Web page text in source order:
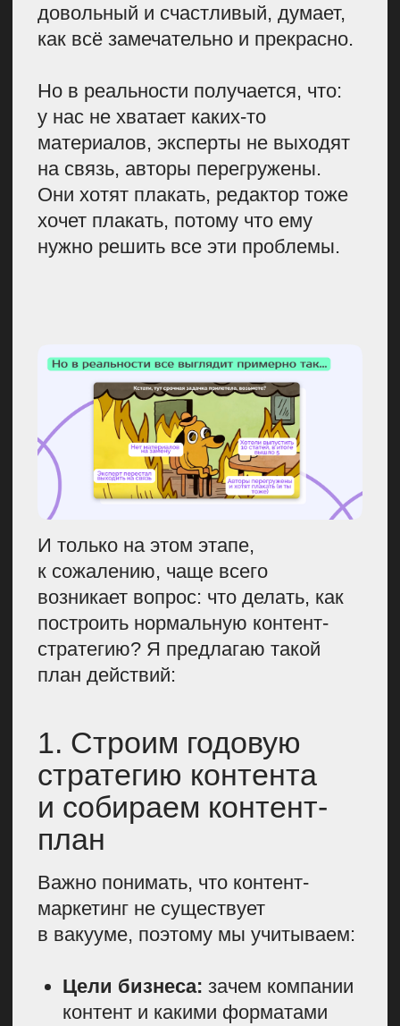
форматы и уже исходя из этого
планируем, что будем
выпускать.
Рынок B2B, боли и запросы
целевой аудитории, что
пишут конкуренты.Причем
здесь тоже важно относиться
с умом: что-то мы можем у них
взять, а что-то мы категорически
брать не будем.
После анализа собираем темник
и определяем форматы/рубрики.
Причем это не просто сборник
SEO-тем, а инструмент реализации
контент-стратегии, где написано,
что, где и когда публикуется, к чему
статья будет приурочена и кто,
возможно, будет экспертом.
А также важно сразу определиться,
что примерно мы ожидаем от этой
мы ею закрываем. И чем раньше
вы определитесь, какие материалы
у вас выходят, тем проще будет
понимать, что с ними можно
в будущем вам поможет избежать
простоев.
Все свои исследования
мы оформляем в презентацию
с выводами и конкретными
шагами. Как мы будем приходить
форматами будем добиваться
выполнения всех этих задач.
Благодаря такому первичному
анализу становится сразу понятно,
к ней прийти. Поэтому, если у вас
в работе что-то не идет
с процессами и вам приходится